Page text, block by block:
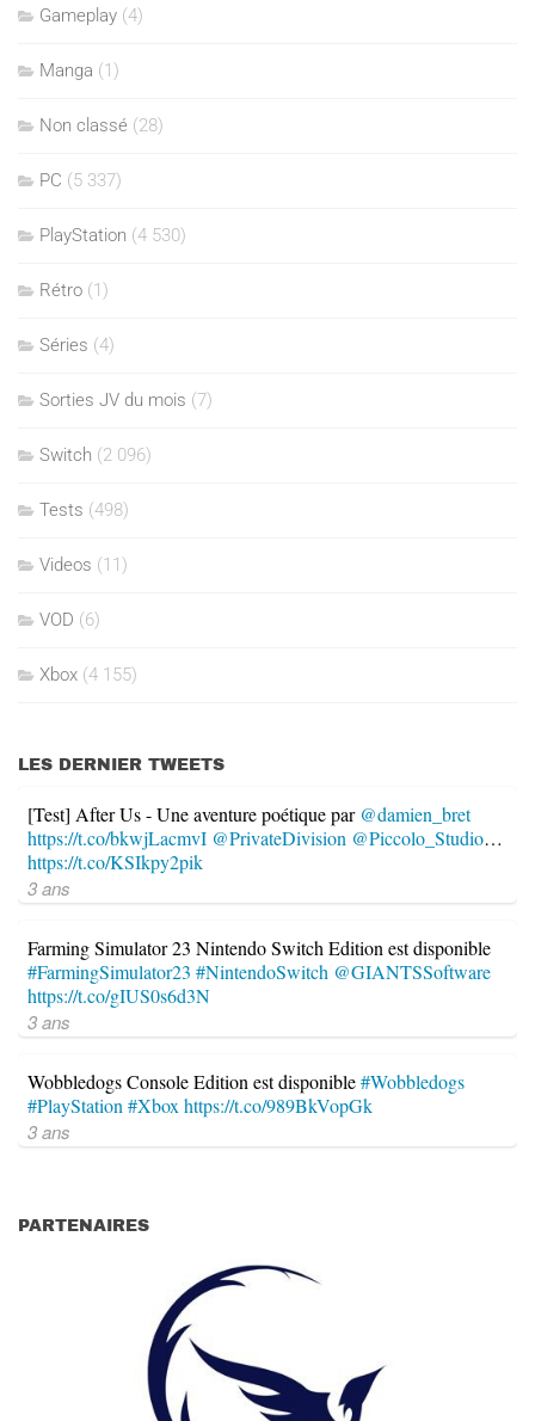
Gameplay (4)
Manga (1)
Non classé (28)
PC (5 337)
PlayStation (4 530)
Rétro (1)
Séries (4)
Sorties JV du mois (7)
Switch (2 096)
Tests (498)
Videos (11)
VOD (6)
Xbox (4 155)
LES DERNIER TWEETS
[Test] After Us - Une aventure poétique par @damien_bret
https://t.co/bkwjLacmvI @PrivateDivision @Piccolo_Studio…
https://t.co/KSIkpy2pik
3 ans
Farming Simulator 23 Nintendo Switch Edition est disponible
#FarmingSimulator23 #NintendoSwitch @GIANTSSoftware
https://t.co/gIUS0s6d3N
3 ans
Wobbledogs Console Edition est disponible#Wobbledogs
#PlayStation#Xboxhttps://t.co/989BkVopGk
3 ans
PARTENAIRES